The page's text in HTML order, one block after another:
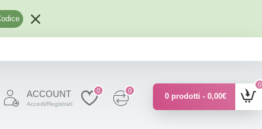
ACCOUNT
Accedi/Registrati
0 0
0 prodotti - 0,00€
0